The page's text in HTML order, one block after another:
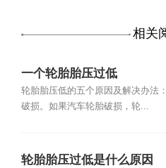
相关
一个轮胎胎压过低
轮胎胎压低的五个原因及解决办法
破损。如果汽车轮胎破损，轮...
轮胎胎压过低是什么原因